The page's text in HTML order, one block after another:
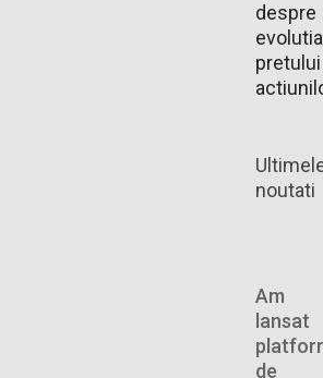
despre
evolutia
pretului
noutati
Am
lansat
de